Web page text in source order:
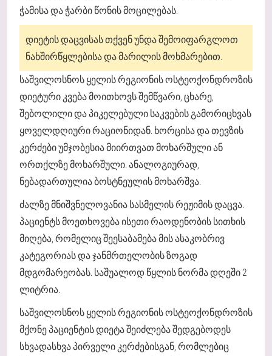
ჭამისა და ჭარბი წონის მოცილებას.
დიეტის დაცვისას თქვენ უნდა შემოიფარგლოთ
ნახშირწყლებისა და მარილის მოხმარებით.
საშვილოსნოს ყელის რეგიონის ოსტეოქონდროზის
დიეტური კვება მოითხოვს შემწვარი, ცხარე,
შებოლილი და პიკელებული საკვების გამორიცხვას
ყოველდღიური რაციონიდან. ხორცისა და თევზის
კერძები უმჯობესია მიირთვათ მოხარშული ან
ორთქლზე მოხარშული. ანალოგიურად,
ნებადართულია ბოსტნეულის მოხარშვა.
ძალზე მნიშვნელოვანია სასმელის რეჟიმის დაცვა.
პაციენტს მოეთხოვება ისეთი რაოდენობის სითხის
მიღება, რომელიც შეესაბამება მის ასაკობრივ
კატეგორიას და ჯანმრთელობის ზოგად
მდგომარეობას. საშუალოდ წყლის ნორმა დღეში 2
ლიტრია.
საშვილოსნოს ყელის რეგიონის ოსტეოქონდროზის
მქონე პაციენტის დიეტა შეიძლება შედგებოდეს
სხვადასხვა პირველი კერძებისგან, რომლებიც